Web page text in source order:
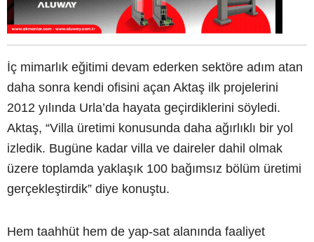
İç mimarlık eğitimi devam ederken sektöre adım atan
daha sonra kendi ofisini açan Aktaş ilk projelerini
2012 yılında Urla’da hayata geçirdiklerini söyledi.
Aktaş, “Villa üretimi konusunda daha ağırlıklı bir yol
izledik. Bugüne kadar villa ve daireler dahil olmak
üzere toplamda yaklaşık 100 bağımsız bölüm üretimi
gerçekleştirdik” diye konuştu.
Hem taahhüt hem de yap-sat alanında faaliyet